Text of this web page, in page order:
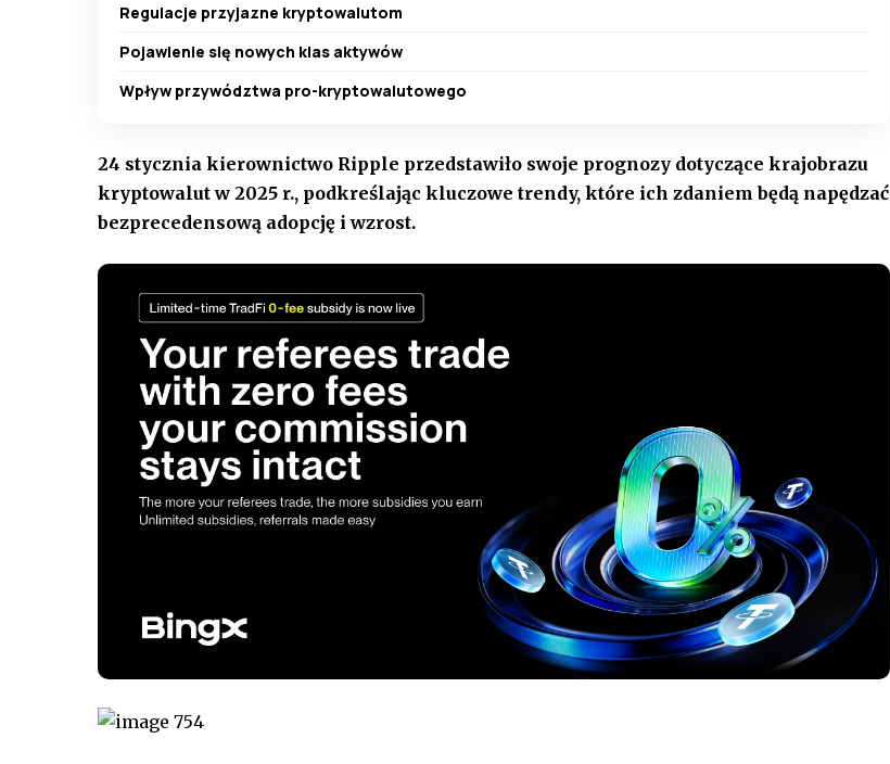
Regulacje przyjazne kryptowalutom
Pojawienie się nowych klas aktywów
Wpływ przywództwa pro-kryptowalutowego
24 stycznia kierownictwo Ripple przedstawiło swoje prognozy dotyczące krajobrazu
kryptowalut w 2025 r., podkreślając kluczowe trendy, które ich zdaniem będą napędzać
bezprecedensową adopcję i wzrost.